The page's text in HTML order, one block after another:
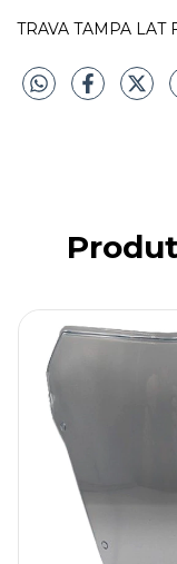
TRAVA TAMPA LAT